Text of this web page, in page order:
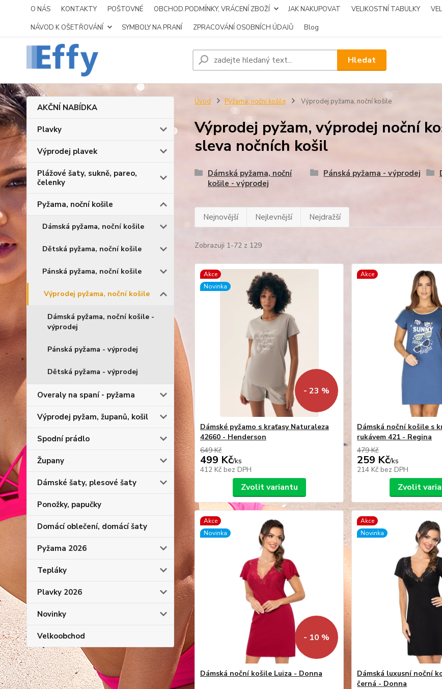
O NÁS KONTAKTY POŠTOVNÉ OBCHOD.PODMÍNKY, VRÁCENÍ ZBOŽÍ JAK NAKUPOVAT VELIKOSTNÍ TABULKY
NÁVOD K OŠETŘOVÁNÍ
SYMBOLY NA PRANÍ ZPRACOVÁNÍ OSOBNÍCH ÚDAJŮ Blog
Hledat
AKČNÍ NABÍDKA
Plavky
Výprodej plavek
Plážové šaty, sukně, pareo,
čelenky
Pyžama, noční košile
Dámská pyžama, noční košile
Dětská pyžama, noční košile
Pánská pyžama, noční košile
Výprodej pyžama, noční košile
Dámská pyžama, noční košile -
výprodej
Pánská pyžama - výprodej
Dětská pyžama - výprodej
Overaly na spaní - pyžama
Výprodej pyžam, županů, košil
Spodní prádlo
Župany
Dámské šaty, plesové šaty
Ponožky, papučky
Domácí oblečení, domácí šaty
Pyžama 2026
Tepláky
Plavky 2026
Novinky
Velkoobchod
Úvod Pyžama, noční košile Výprodej pyžama, noční košile
Výprodej pyžam, výprodej noční
sleva nočních košil
Dámská pyžama, noční
košile - výprodej
Pánská pyžama - výprodej
Nejnovější Nejlevnější Nejdražší
Zobrazuji 1-72 z 129
Akce
Novinka
- 23 %
Dámské pyžamo s kraťasy Naturaleza
42660 - Henderson
649 Kč
499 Kč/ks
412 Kč bez DPH
Zvolit variantu
Akce
Dámská noční košile s
rukávem 421 - Regina
479 Kč
259 Kč/ks
214 Kč bez DPH
Zvolit
Akce
Novinka
- 10 %
Dámská noční košile Luiza - Donna
Akce
Novinka
Dámská luxusní noční
černá - Donna